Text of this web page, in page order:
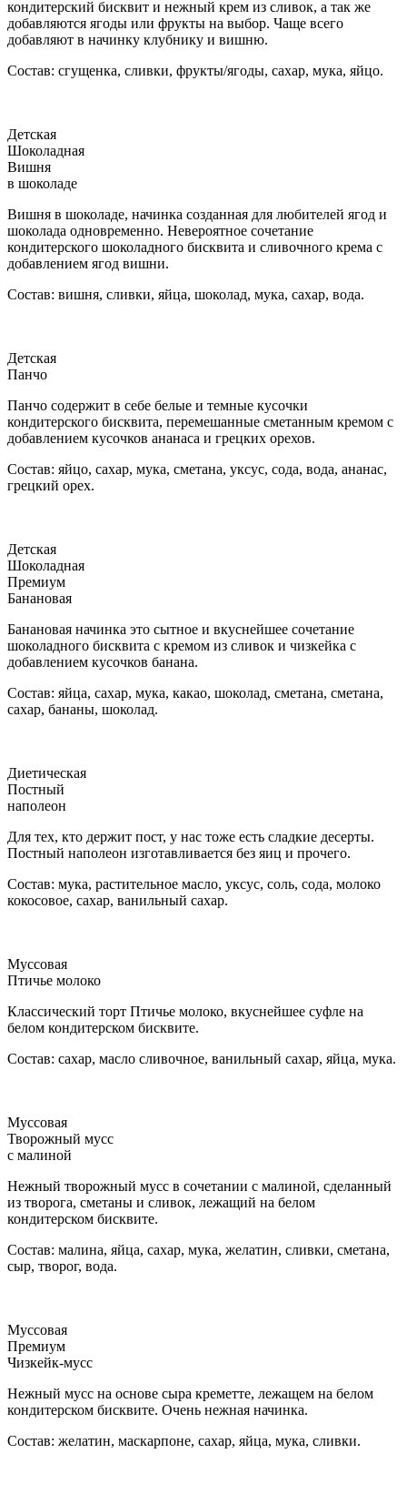
кондитерский бисквит и нежный крем из сливок, а так же
добавляются ягоды или фрукты на выбор. Чаще всего
добавляют в начинку клубнику и вишню.
Состав: сгущенка, сливки, фрукты/ягоды, сахар, мука, яйцо.
Детская
Шоколадная
Вишня
в шоколаде
Вишня в шоколаде, начинка созданная для любителей ягод и
шоколада одновременно. Невероятное сочетание
кондитерского шоколадного бисквита и сливочного крема с
добавлением ягод вишни.
Состав: вишня, сливки, яйца, шоколад, мука, сахар, вода.
Детская
Панчо
Панчо содержит в себе белые и темные кусочки
кондитерского бисквита, перемешанные сметанным кремом с
добавлением кусочков ананаса и грецких орехов.
Состав: яйцо, сахар, мука, сметана, уксус, сода, вода, ананас,
грецкий орех.
Детская
Шоколадная
Премиум
Банановая
Банановая начинка это сытное и вкуснейшее сочетание
шоколадного бисквита с кремом из сливок и чизкейка с
добавлением кусочков банана.
Состав: яйца, сахар, мука, какао, шоколад, сметана, сметана,
сахар, бананы, шоколад.
Диетическая
Постный
наполеон
Для тех, кто держит пост, у нас тоже есть сладкие десерты.
Постный наполеон изготавливается без яиц и прочего.
Состав: мука, растительное масло, уксус, соль, сода, молоко
кокосовое, сахар, ванильный сахар.
Муссовая
Птичье молоко
Классический торт Птичье молоко, вкуснейшее суфле на
белом кондитерском бисквите.
Состав: сахар, масло сливочное, ванильный сахар, яйца, мука.
Муссовая
Творожный мусс
с малиной
Нежный творожный мусс в сочетании с малиной, сделанный
из творога, сметаны и сливок, лежащий на белом
кондитерском бисквите.
Состав: малина, яйца, сахар, мука, желатин, сливки, сметана,
сыр, творог, вода.
Муссовая
Премиум
Чизкейк-мусс
Нежный мусс на основе сыра креметте, лежащем на белом
кондитерском бисквите. Очень нежная начинка.
Состав: желатин, маскарпоне, сахар, яйца, мука, сливки.